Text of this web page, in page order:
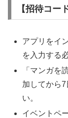
【招待コー
アプリをイ
を入力する
「マンガを
加してから
い。
イベントペ